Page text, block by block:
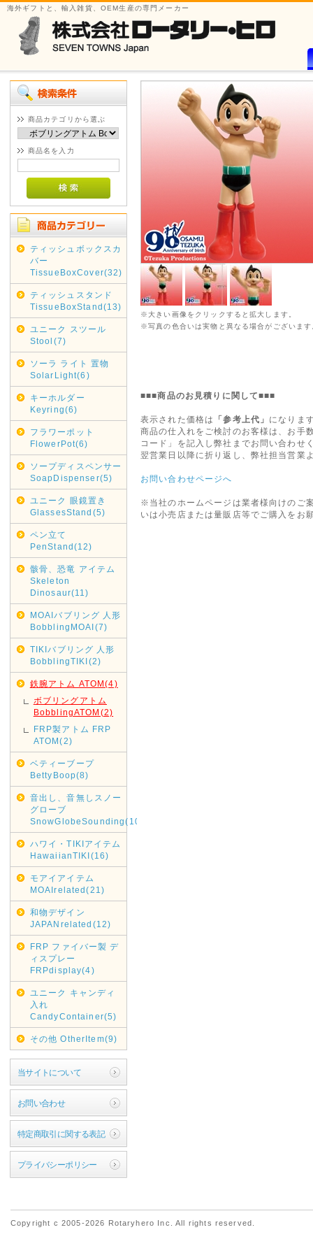
海外ギフトと、輸入雑貨、OEM生産の専門メーカー
商品カテゴリから選ぶ
商品名を入力
ティッシュボックスカ
バー
TissueBoxCover(32)
ティッシュスタンド
TissueBoxStand(13)
ユニーク スツール
Stool(7)
ソーラ ライト 置物
SolarLight(6)
キーホルダー
Keyring(6)
フラワーポット
FlowerPot(6)
ソープディスペンサー
SoapDispenser(5)
ユニーク 眼鏡置き
GlassesStand(5)
ペン立て
PenStand(12)
骸骨、恐竜 アイテム
Skeleton
Dinosaur(11)
MOAIバブリング 人形
BobblingMOAI(7)
TIKIバブリング 人形
BobblingTIKI(2)
鉄腕アトム ATOM(4)
ボブリングアトム
BobblingATOM(2)
FRP製アトム FRP
ATOM(2)
ベティーブープ
BettyBoop(8)
音出し、音無しスノー
グローブ
SnowGlobeSounding(10)
ハワイ・TIKIアイテム
HawaiianTIKI(16)
モアイアイテム
MOAIrelated(21)
和物デザイン
JAPANrelated(12)
FRP ファイバー製 デ
ィスプレー
FRPdisplay(4)
ユニーク キャンディ
入れ
CandyContainer(5)
その他 OtherItem(9)
当サイトについて
お問い合わせ
特定商取引に関する表記
プライバシーポリシー
※大きい画像をクリックすると拡大します。
※写真の色合いは実物と異なる場合がございます
■■■商品のお見積りに関して■■■
表示された価格は 「参考上代」 になりま
商品の仕入れをご検討のお客様は、お手
コード」を記入し弊社までお問い合わせ
翌営業日以降に折り返し、弊社担当営業
お問い合わせページへ
※当社のホームページは業者様向けのご
いは小売店または量販店等でご購入をお
Copyright c 2005-2026 Rotaryhero Inc. All rights reserved.